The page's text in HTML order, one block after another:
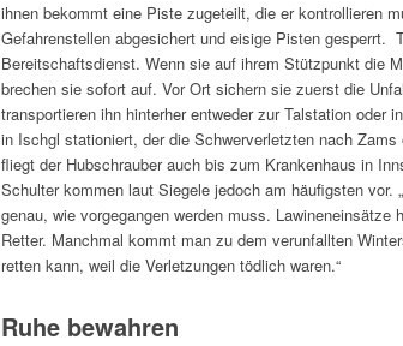
ihnen bekommt eine Piste zugeteilt, die er kontrollieren
Gefahrenstellen abgesichert und eisige Pisten gesperrt.
Bereitschaftsdienst. Wenn sie auf ihrem Stützpunkt die
brechen sie sofort auf. Vor Ort sichern sie zuerst die
transportieren ihn hinterher entweder zur Talstation oder
in Ischgl stationiert, der die Schwerverletzten nach
fliegt der Hubschrauber auch bis zum Krankenhaus in
Schulter kommen laut Siegele jedoch am häufigsten
genau, wie vorgegangen werden muss.
Retter. Manchmal kommt man zu dem verunfallten
retten kann, weil die Verletzungen tödlich waren.“
Ruhe bewahren